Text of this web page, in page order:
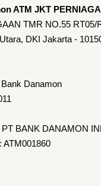
ATM JKT
TMR NO.55 RT05/
DKI Jakarta -
Danamon
PT BANK DANAMON
ATM001860